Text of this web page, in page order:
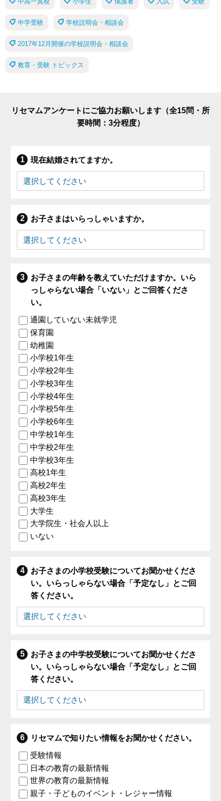
中学受験 学校説明会・相談会
2017年12月開催の学校説明会・相談会
教育・受験 トピックス
リセマムアンケートにご協力お願いします（全15問・所
要時間：3分程度）
現在結婚されてますか。
お子さまはいらっしゃいますか。
お子さまの年齢を教えていただけますか。いら
っしゃらない場合「いない」とご回答くださ
い。
通園していない未就学児
保育園
幼稚園
小学校1年生
小学校2年生
小学校3年生
小学校4年生
小学校5年生
小学校6年生
中学校1年生
中学校2年生
中学校3年生
高校1年生
高校2年生
高校3年生
大学生
大学院生・社会人以上
いない
お子さまの小学校受験についてお聞かせくださ
い。いらっしゃらない場合「予定なし」とご回
答ください。
お子さまの中学校受験についてお聞かせくださ
い。いらっしゃらない場合「予定なし」とご回
答ください。
リセマムで知りたい情報をお聞かせください。
受験情報
日本の教育の最新情報
世界の教育の最新情報
親子・子どものイベント・レジャー情報